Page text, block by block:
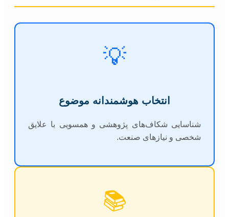
💡
انتخاب هوشمندانه موضوع
شناسایی شکاف‌های پژوهشی و همسویی با علایق
شخصی و نیازهای صنعت.
📚